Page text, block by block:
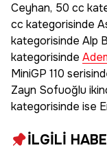
Ceyhan, 50 cc
cc kategorisinde
kategorisinde Alp
kategorisinde
MiniGP 110
Zayn Sofuoğlu
kategorisinde ise
İLGİLİ